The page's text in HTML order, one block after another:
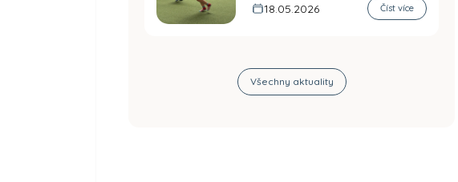
18.05.2026 Číst více
Všechny aktuality